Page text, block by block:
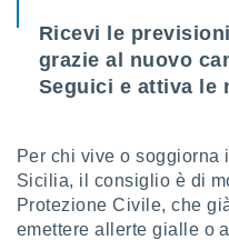
Ricevi le
grazie al nuovo
Seguici e attiva le
Per chi vive o soggiorna
Sicilia, il consiglio è di
Protezione Civile, che
emettere allerte gialle o